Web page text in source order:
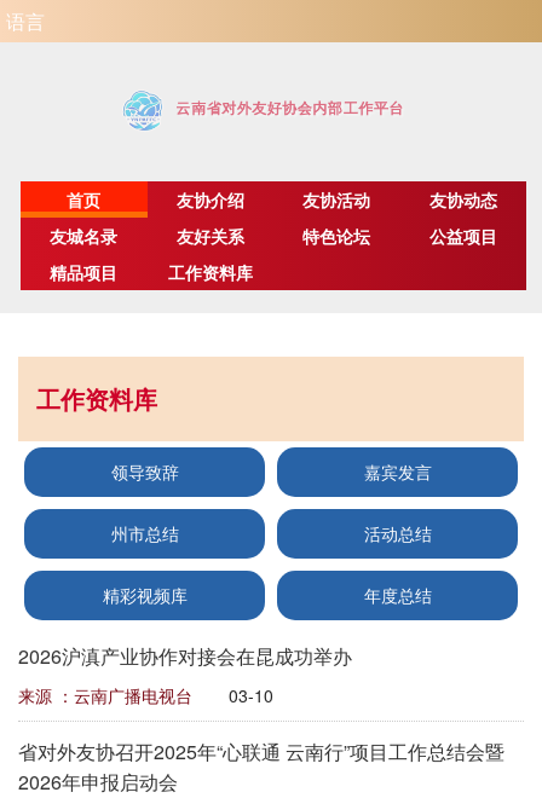
语言
云南省对外友好协会内部工作平台
首页 友协介绍 友协活动
友协动态
友城名录
友好关系 特色论坛
公益项目
精品项目
工作资料库
工作资料库
领导致辞 嘉宾发言
州市总结 活动总结
精彩视频库 年度总结
2026沪滇产业协作对接会在昆成功举办
来源 ：云南广播电视台 03-10
省对外友协召开2025年“心联通 云南行”项目工作总结会暨
2026年申报启动会